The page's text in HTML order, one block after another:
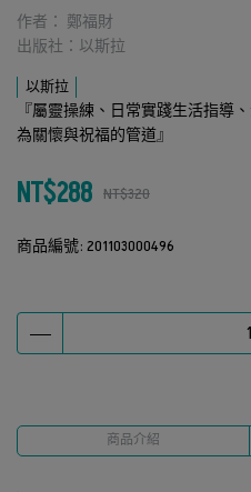
作者： 鄭福財
出版社：以斯拉
以斯拉
『屬靈操練、日常實踐生活指導
為關懷與祝福的管道』
NT$288 NT$320
商品編號: 201103000496
商品介紹